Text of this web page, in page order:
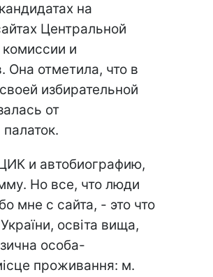
на
Центральной
комиссии и
Она отметила, что в
избирательной
от
и автобиографию,
Но все, что люди
мне с сайта, - это что
освіта вища,
особа-
проживання: м.